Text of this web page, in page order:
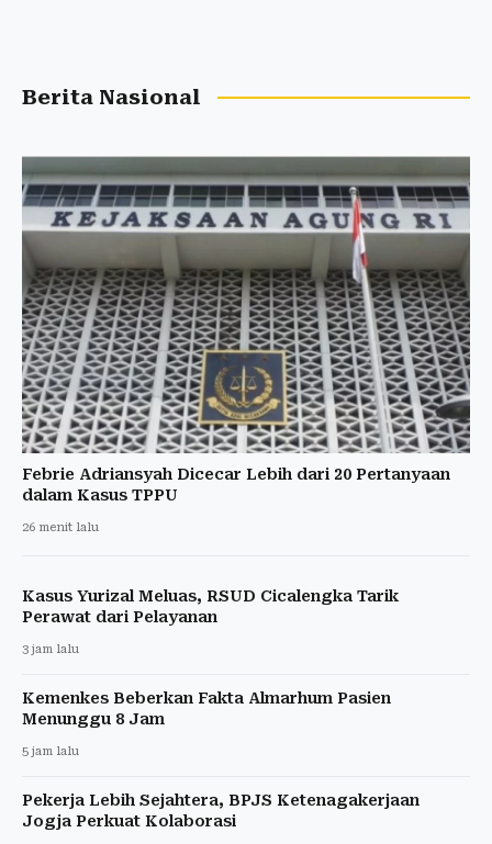
Berita Nasional
Febrie Adriansyah Dicecar Lebih dari 20 Pertanyaan
dalam Kasus TPPU
26 menit lalu
Kasus Yurizal Meluas, RSUD Cicalengka Tarik
Perawat dari Pelayanan
3 jam lalu
Kemenkes Beberkan Fakta Almarhum Pasien
Menunggu 8 Jam
5 jam lalu
Pekerja Lebih Sejahtera, BPJS Ketenagakerjaan
Jogja Perkuat Kolaborasi